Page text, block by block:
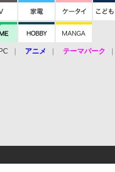
PC アニメ テーマパーク